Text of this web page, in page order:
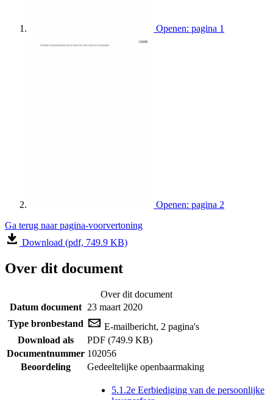
Openen: pagina 1
Openen: pagina 2
Ga terug naar pagina-voorvertoning
Download (pdf, 749.9 KB)
Over dit document
Over dit document
Datum document 23 maart 2020
Type bronbestand
E-mailbericht, 2 pagina's
Download als
PDF (749.9 KB)
Documentnummer 102056
Beoordeling
Gedeeltelijke openbaarmaking
5.1.2e Eerbiediging van de persoonlijke